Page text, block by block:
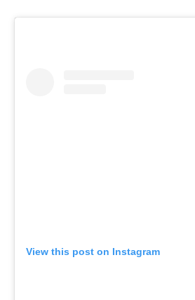
View this post on Instagram